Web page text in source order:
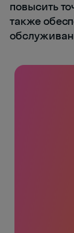
повысить
также